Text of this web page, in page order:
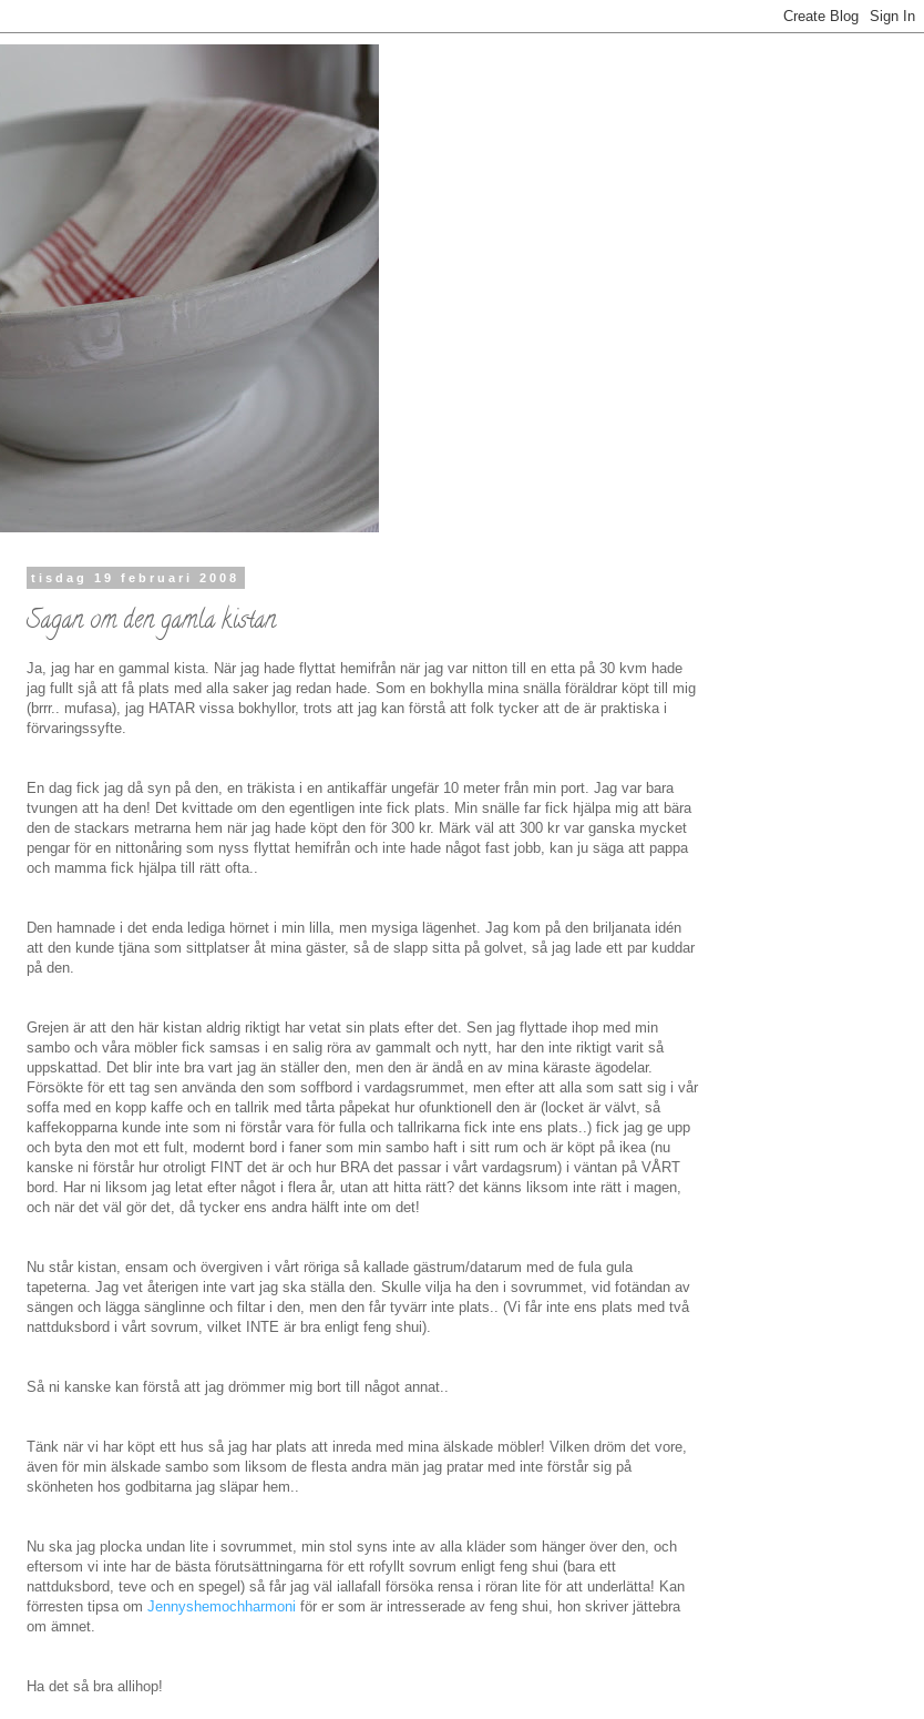
tisdag 19 februari 2008
Sagan om den gamla kistan
Ja, jag har en gammal kista. När jag hade flyttat hemifrån när jag var nitton till en etta på 30 kvm hade
jag fullt sjå att få plats med alla saker jag redan hade. Som en bokhylla mina snälla föräldrar köpt till mig
(brrr.. mufasa), jag HATAR vissa bokhyllor, trots att jag kan förstå att folk tycker att de är praktiska i
förvaringssyfte.
En dag fick jag då syn på den, en träkista i en antikaffär ungefär 10 meter från min port. Jag var bara
tvungen att ha den! Det kvittade om den egentligen inte fick plats. Min snälle far fick hjälpa mig att bära
den de stackars metrarna hem när jag hade köpt den för 300 kr. Märk väl att 300 kr var ganska mycket
pengar för en nittonåring som nyss flyttat hemifrån och inte hade något fast jobb, kan ju säga att pappa
och mamma fick hjälpa till rätt ofta..
Den hamnade i det enda lediga hörnet i min lilla, men mysiga lägenhet. Jag kom på den briljanata idén
att den kunde tjäna som sittplatser åt mina gäster, så de slapp sitta på golvet, så jag lade ett par kuddar
på den.
Grejen är att den här kistan aldrig riktigt har vetat sin plats efter det. Sen jag flyttade ihop med min
sambo och våra möbler fick samsas i en salig röra av gammalt och nytt, har den inte riktigt varit så
uppskattad. Det blir inte bra vart jag än ställer den, men den är ändå en av mina käraste ägodelar.
Försökte för ett tag sen använda den som soffbord i vardagsrummet, men efter att alla som satt sig i vår
soffa med en kopp kaffe och en tallrik med tårta påpekat hur ofunktionell den är (locket är välvt, så
kaffekopparna kunde inte som ni förstår vara för fulla och tallrikarna fick inte ens plats..) fick jag ge upp
och byta den mot ett fult, modernt bord i faner som min sambo haft i sitt rum och är köpt på ikea (nu
kanske ni förstår hur otroligt FINT det är och hur BRA det passar i vårt vardagsrum) i väntan på VÅRT
bord. Har ni liksom jag letat efter något i flera år, utan att hitta rätt? det känns liksom inte rätt i magen,
och när det väl gör det, då tycker ens andra hälft inte om det!
Nu står kistan, ensam och övergiven i vårt röriga så kallade gästrum/datarum med de fula gula
tapeterna. Jag vet återigen inte vart jag ska ställa den. Skulle vilja ha den i sovrummet, vid fotändan av
sängen och lägga sänglinne och filtar i den, men den får tyvärr inte plats.. (Vi får inte ens plats med två
nattduksbord i vårt sovrum, vilket INTE är bra enligt feng shui).
Så ni kanske kan förstå att jag drömmer mig bort till något annat..
Tänk när vi har köpt ett hus så jag har plats att inreda med mina älskade möbler! Vilken dröm det vore,
även för min älskade sambo som liksom de flesta andra män jag pratar med inte förstår sig på
skönheten hos godbitarna jag släpar hem..
Nu ska jag plocka undan lite i sovrummet, min stol syns inte av alla kläder som hänger över den, och
eftersom vi inte har de bästa förutsättningarna för ett rofyllt sovrum enligt feng shui (bara ett
nattduksbord, teve och en spegel) så får jag väl iallafall försöka rensa i röran lite för att underlätta! Kan
förresten tipsa om Jennyshemochharmoni för er som är intresserade av feng shui, hon skriver jättebra
om ämnet.
Ha det så bra allihop!